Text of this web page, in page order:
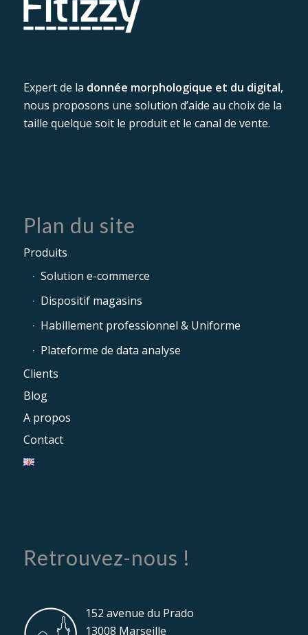
Expert de la donnée morphologique et du digital,
nous proposons une solution d’aide au choix de la
taille quelque soit le produit et le canal de vente.
Plan du site
Produits
Solution e-commerce
Dispositif magasins
Habillement professionnel & Uniforme
Plateforme de data analyse
Clients
Blog
A propos
Contact
Retrouvez-nous !
152 avenue du Prado
13008 Marseille